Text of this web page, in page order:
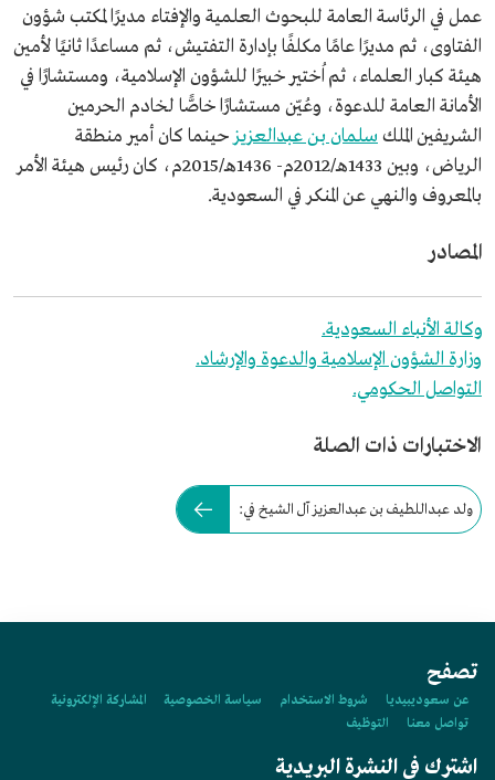
عمل في الرئاسة العامة للبحوث العلمية والإفتاء مديرًا لمكتب شؤون
الفتاوى، ثم مديرًا عامًا مكلفًا بإدارة التفتيش، ثم مساعدًا ثانيًا لأمين
هيئة كبار العلماء، ثم اُختير خبيرًا للشؤون الإسلامية، ومستشارًا في
الأمانة العامة للدعوة، وعُيّن مستشارًا خاصًّا لخادم الحرمين
الشريفين الملك سلمان بن عبدالعزيز حينما كان أمير منطقة
الرياض، وبين 1433هـ/2012م- 1436هـ/2015م، كان رئيس هيئة الأمر
بالمعروف والنهي عن المنكر في السعودية.
المصادر
وكالة الأنباء السعودية.
وزارة الشؤون الإسلامية والدعوة والإرشاد.
التواصل الحكومي.
الاختبارات ذات الصلة
ولد عبداللطيف بن عبدالعزيز آل الشيخ في:
تصفح
عن سعوديبيديا شروط الاستخدام سياسة الخصوصية
المشاركة الإلكترونية
تواصل معنا
التوظيف
اشترك في النشرة البريدية